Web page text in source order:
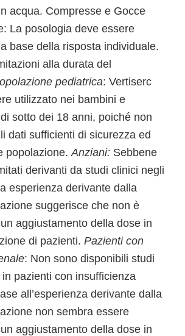
acqua. Compresse e Gocce
La posologia deve essere
base della risposta individuale.
alla durata del
pediatrica: Vertiserc
utilizzato nei bambini e
sotto dei 18 anni, poiché non
dati sufficienti di sicurezza ed
popolazione.Anziani: Sebbene
derivanti da studi clinici negli
esperienza derivante dalla
suggerisce che non è
aggiustamento della dose in
di pazienti. Pazienti con
: Non sono disponibili studi
pazienti con insufficienza
all’esperienza derivante dalla
non sembra essere
aggiustamento della dose in